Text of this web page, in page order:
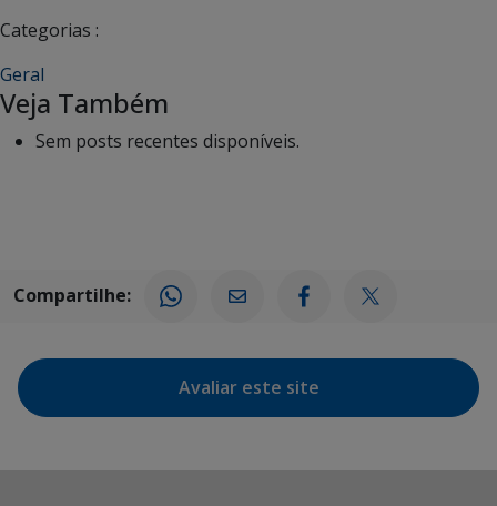
Categorias :
Geral
Veja Também
Sem posts recentes disponíveis.
Compartilhe:
Avaliar este site